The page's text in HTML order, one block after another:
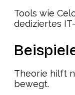
Tools wie
dediziertes
Theorie hilft
bewegt.